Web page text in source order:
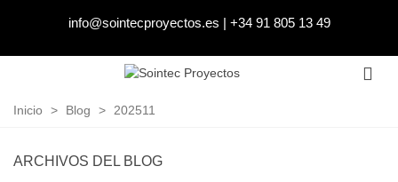
info@sointecproyectos.es | +34 91 805 13 49
Inicio > Blog > 202511
ARCHIVOS DEL BLOG